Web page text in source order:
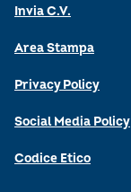
Invia C.V.
Area Stampa
Privacy Policy
Social Media Policy
Codice Etico